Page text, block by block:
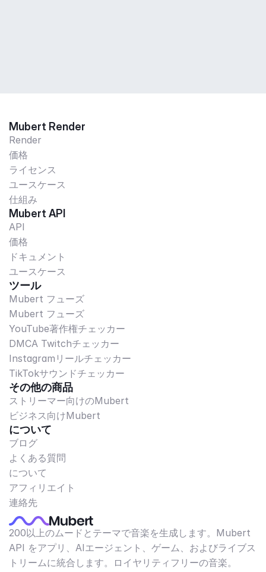
Mubert Render
Render
価格
ライセンス
ユースケース
仕組み
Mubert API
API
価格
ドキュメント
ユースケース
ツール
Mubert フューズ
Mubert フューズ
YouTube著作権チェッカー
DMCA Twitchチェッカー
Instagramリールチェッカー
TikTokサウンドチェッカー
その他の商品
ストリーマー向けのMubert
ビジネス向けMubert
について
ブログ
よくある質問
について
アフィリエイト
連絡先
200以上のムードとテーマで音楽を生成します。Mubert
API をアプリ、AIエージェント、ゲーム、およびライブス
トリームに統合します。ロイヤリティフリーの音楽。